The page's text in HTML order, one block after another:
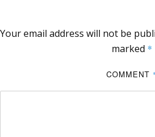
Your email address will not be
marked *
COMMENT